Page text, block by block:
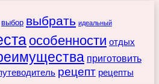
выбор выбрать идеальный
особенности отдых
приготовить
рецепт рецепты